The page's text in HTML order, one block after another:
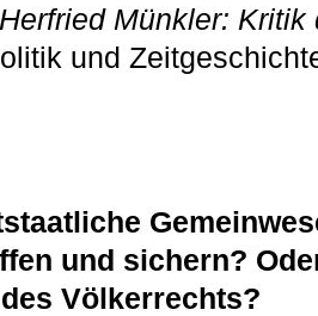
Münkler:
und
und sichern?
Völkerrechts?